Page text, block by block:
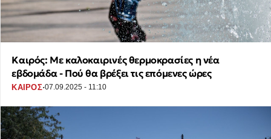
Καιρός: Με καλοκαιρινές θερμοκρασίες η νέα
εβδομάδα - Πού θα βρέξει τις επόμενες ώρες
ΚΑΙΡΟΣ·07.09.2025 - 11:10